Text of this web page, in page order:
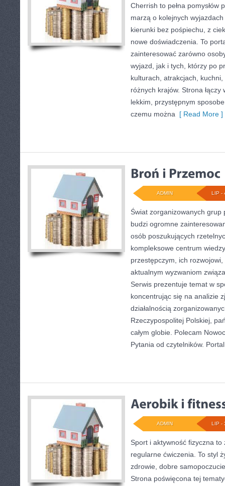
Cherrish to pełna pomysłów
marzą o kolejnych
kierunki bez pośpiechu, z
nowe doświadczenia. To
zainteresować zarówno
wyjazd, jak i tych, którzy po
kulturach, atrakcjach,
różnych krajów. Strona
lekkim, przystępnym
czemu można [ Read More ]
LIP -
ADMIN
Świat zorganizowanych grup
budzi ogromne
osób poszukujących
kompleksowe centrum
przestępczym, ich
aktualnym wyzwaniom
Serwis prezentuje temat w
koncentrując się na analizie
działalnością
Rzeczypospolitej Polskiej,
całym globie. Polecam
Pytania od czytelników. Portal
LIP -
ADMIN
Sport i aktywność fizyczna
regularne ćwiczenia. To styl
zdrowie, dobre
Strona poświęcona tej